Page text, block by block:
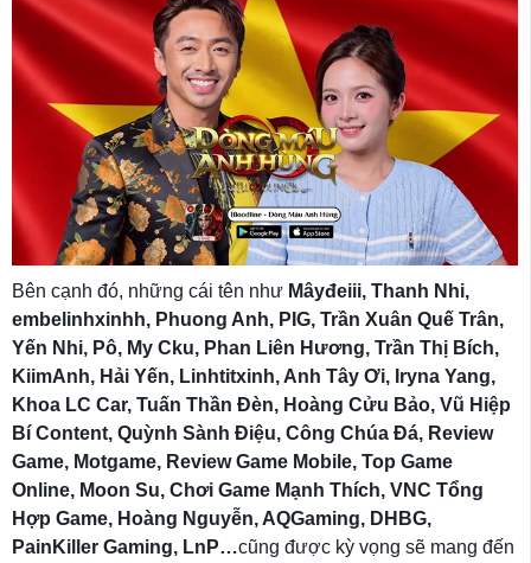
Bên cạnh đó, những cái tên như Mâyđeiii, Thanh Nhi,
embelinhxinhh, Phuong Anh, PIG, Trần Xuân Quế Trân,
Yến Nhi, Pô, My Cku, Phan Liên Hương, Trần Thị Bích,
KiimAnh, Hải Yến, Linhtitxinh, Anh Tây Ơi, Iryna Yang,
Khoa LC Car, Tuấn Thần Đèn, Hoàng Cửu Bảo, Vũ Hiệp
Bí Content, Quỳnh Sành Điệu, Công Chúa Đá, Review
Game, Motgame, Review Game Mobile, Top Game
Online, Moon Su, Chơi Game Mạnh Thích, VNC Tổng
Hợp Game, Hoàng Nguyễn, AQGaming, DHBG,
PainKiller Gaming, LnP…cũng được kỳ vọng sẽ mang đến